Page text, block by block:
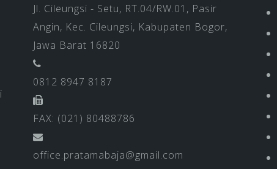
Jl. Cileungsi - Setu, RT.04/RW.01, Pasir
Angin, Kec. Cileungsi, Kabupaten Bogor,
Jawa Barat 16820
0812 8947 8187
FAX: (021) 80488786
office.pratamabaja@gmail.com